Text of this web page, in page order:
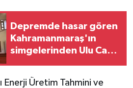
Depremde hasar gören
Kahramanmaraş'ın
simgelerinden Ulu Cami
Enerji Üretim Tahmini ve